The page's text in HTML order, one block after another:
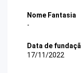
Nome Fantasia
-
Data de
17/11/2022